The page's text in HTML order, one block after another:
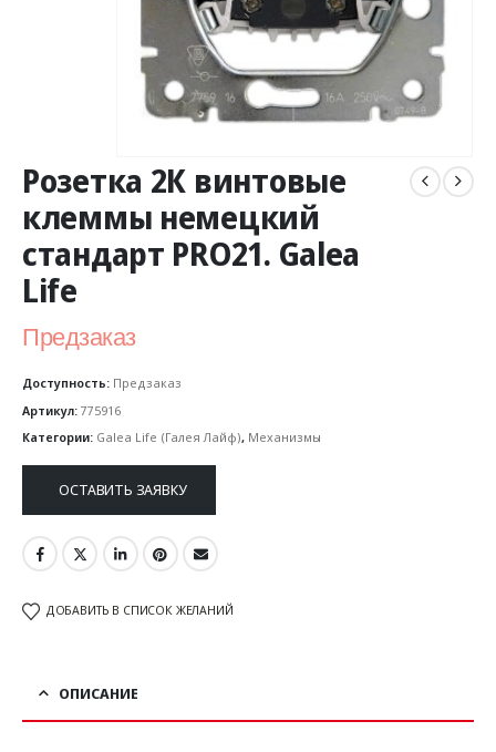
Розетка 2К винтовые
клеммы немецкий
стандарт PRO21. Galea
Life
Предзаказ
Доступность: Предзаказ
Артикул: 775916
Категории: Galea Life (Галея Лайф), Механизмы
ОСТАВИТЬ ЗАЯВКУ
ДОБАВИТЬ В СПИСОК ЖЕЛАНИЙ
ОПИСАНИЕ